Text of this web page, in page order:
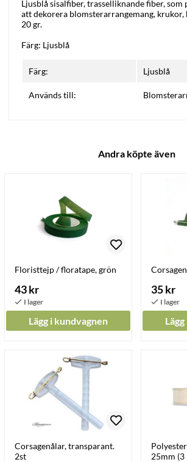
Ljusblå sisalfiber, trasselliknande fiber, som
att dekorera blomsterarrangemang, krukor,
20 gr.
Färg: Ljusblå
Färg: Ljusblå
Används till:
Andra köpte även
Floristtejp / floratape, grön
43 kr
Lägg i kundvagnen
35 kr
Corsagenålar, transparant.
2st
25mm (3